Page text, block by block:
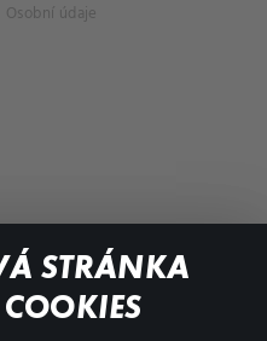
STRÁNKA
Osobní údaje